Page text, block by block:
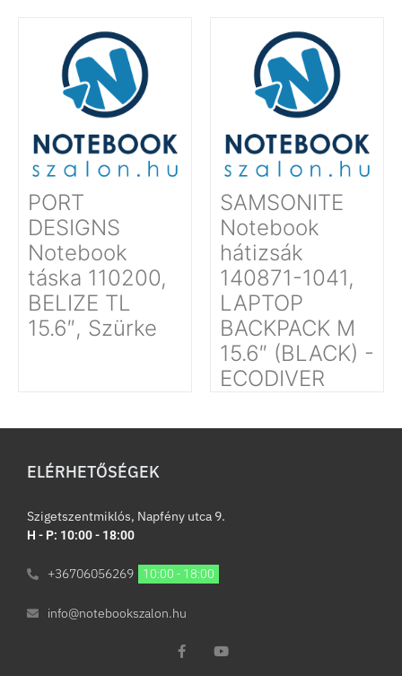
PORT
DESIGNS
Notebook
táska 110200,
BELIZE TL
15.6″, Szürke
SAMSONITE
Notebook
hátizsák
140871-1041,
LAPTOP
BACKPACK M
15.6″ (BLACK) -
ECODIVER
ELÉRHETŐSÉGEK
Szigetszentmiklós, Napfény utca 9.
H - P: 10:00 - 18:00
+36706056269 10:00 - 18:00
info@notebookszalon.hu